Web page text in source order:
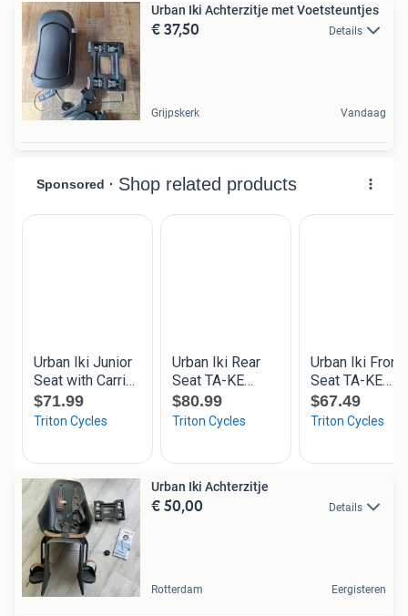
Urban Iki Achterzitje met Voetsteuntjes
€ 37,50 Details
Grijpskerk Vandaag
Urban Iki Achterzitje
€ 50,00 Details
Rotterdam Eergisteren